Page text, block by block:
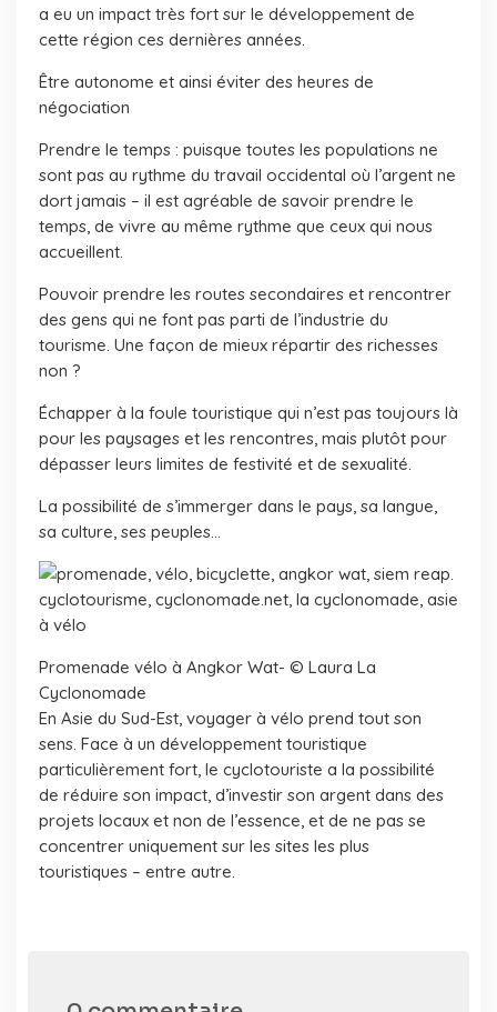
a eu un impact très fort sur le développement de
cette région ces dernières années.
Être autonome et ainsi éviter des heures de
négociation
Prendre le temps : puisque toutes les populations ne
sont pas au rythme du travail occidental où l’argent ne
dort jamais – il est agréable de savoir prendre le
temps, de vivre au même rythme que ceux qui nous
accueillent.
Pouvoir prendre les routes secondaires et rencontrer
des gens qui ne font pas parti de l’industrie du
tourisme. Une façon de mieux répartir des richesses
non ?
Échapper à la foule touristique qui n’est pas toujours là
pour les paysages et les rencontres, mais plutôt pour
dépasser leurs limites de festivité et de sexualité.
La possibilité de s’immerger dans le pays, sa langue,
sa culture, ses peuples…
Promenade vélo à Angkor Wat- © Laura La
Cyclonomade
En Asie du Sud-Est, voyager à vélo prend tout son
sens. Face à un développement touristique
particulièrement fort, le cyclotouriste a la possibilité
de réduire son impact, d’investir son argent dans des
projets locaux et non de l’essence, et de ne pas se
concentrer uniquement sur les sites les plus
touristiques – entre autre.